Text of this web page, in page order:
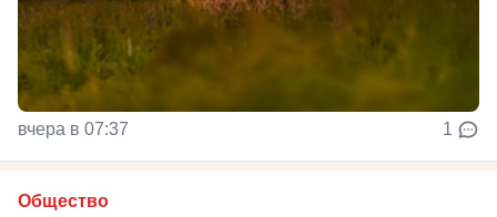
вчера в 07:37 1
Общество